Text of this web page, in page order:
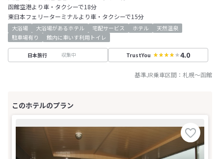
函館空港より車・タクシーで18分
東日本フェリーターミナルより車・タクシーで15分
大浴場 大浴場があるホテル 宅配サービス ホテル
天然温泉
駐車場有り
館内に車いす利用トイレ
日本旅行 収集中 TrustYou 4.0
基準JR乗車区間： 札幌～函館